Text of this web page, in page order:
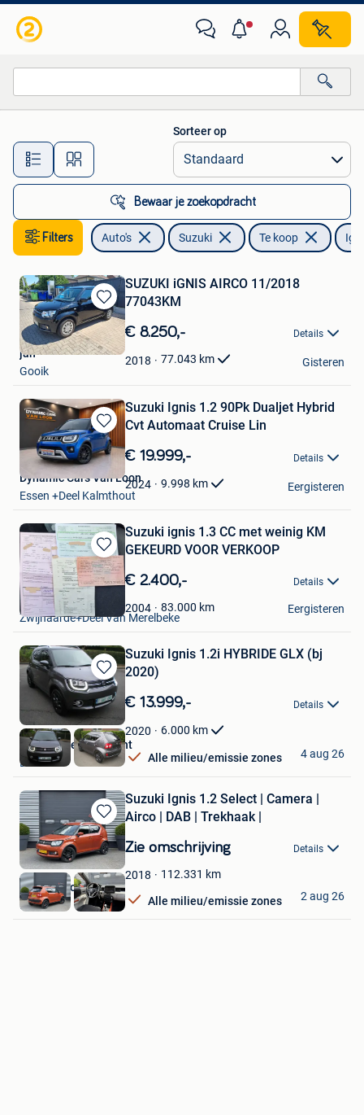
Alle afstanden…
Sorteer op
Bewaar je zoekopdracht
Filters Auto's Suzuki Te koop
Bewaren
in
Mijn
Favorieten
SUZUKI iGNIS AIRCO 11/2018
77043KM
€ 8.250,- Details
2018 77.043 km
jan
Gooik
Gisteren
Bewaren
in
Mijn
Favorieten
Suzuki Ignis 1.2 90Pk Dualjet Hybrid
Cvt Automaat Cruise Lin
€ 19.999,- Details
2024 9.998 km
Dynamic Cars Van Loon
Essen +Deel Kalmthout
Eergisteren
Bewaren
in
Mijn
Favorieten
Suzuki ignis 1.3 CC met weinig KM
GEKEURD VOOR VERKOOP
€ 2.400,- Details
2004 83.000 km
Mich
Zwijnaarde+Deel Van Merelbeke
Eergisteren
Bewaren
in
Mijn
Favorieten
Suzuki Ignis 1.2i HYBRIDE GLX (bj
2020)
€ 13.999,- Details
2020 6.000 km
Alle milieu/emissie zones
Garage Ulens Laurent
Brussel
4 aug 26
Bewaren
in
Mijn
Favorieten
Suzuki Ignis 1.2 Select | Camera |
Airco | DAB | Trekhaak |
Zie omschrijving Details
2018 112.331 km
Alle milieu/emissie zones
Autoaanbod.nu
Boekel
2 aug 26